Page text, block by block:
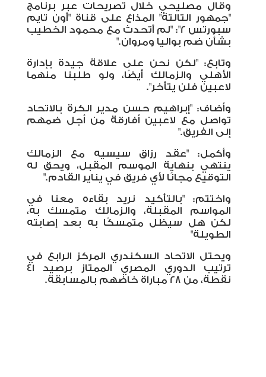
وقال مصليحي خلال تصريحات عبر برنامج
"جمهور التالتة" المذاع على قناة "أون تايم
سبورتس 2": "لم أتحدث مع محمود الخطيب
بشأن ضم بواليا ومروان".
وتابع: "لكن نحن على علاقة جيدة بإدارة
الأهلي والزمالك أيضًا، ولو طلبنا منهما
لاعبين فلن يتأخر".
وأَضاف: "إبراهيم حسن مدير الكرة بالاتحاد
تواصل مع لاعبين أفارقة من أجل ضمهم
إلى الفريق".
وأكمل: "عقد رزاق سيسيه مع الزمالك
ينتهي بنهاية الموسم المقبل، ويحق له
التوقيع مجانًا لأي فريق في يناير القادم".
واختتم: "بالتأكيد نريد بقاءه معنا في
المواسم المقبلة، والزمالك متمسك به،
لكن هل سيظل متمسكًا به بعد إصابته
الطويلة"
ويحتل الاتحاد السكندري المركز الرابع في
ترتيب الدوري المصري الممتاز برصيد 41
نقطة، من 28 مباراة خاضهم بالمسابقة.